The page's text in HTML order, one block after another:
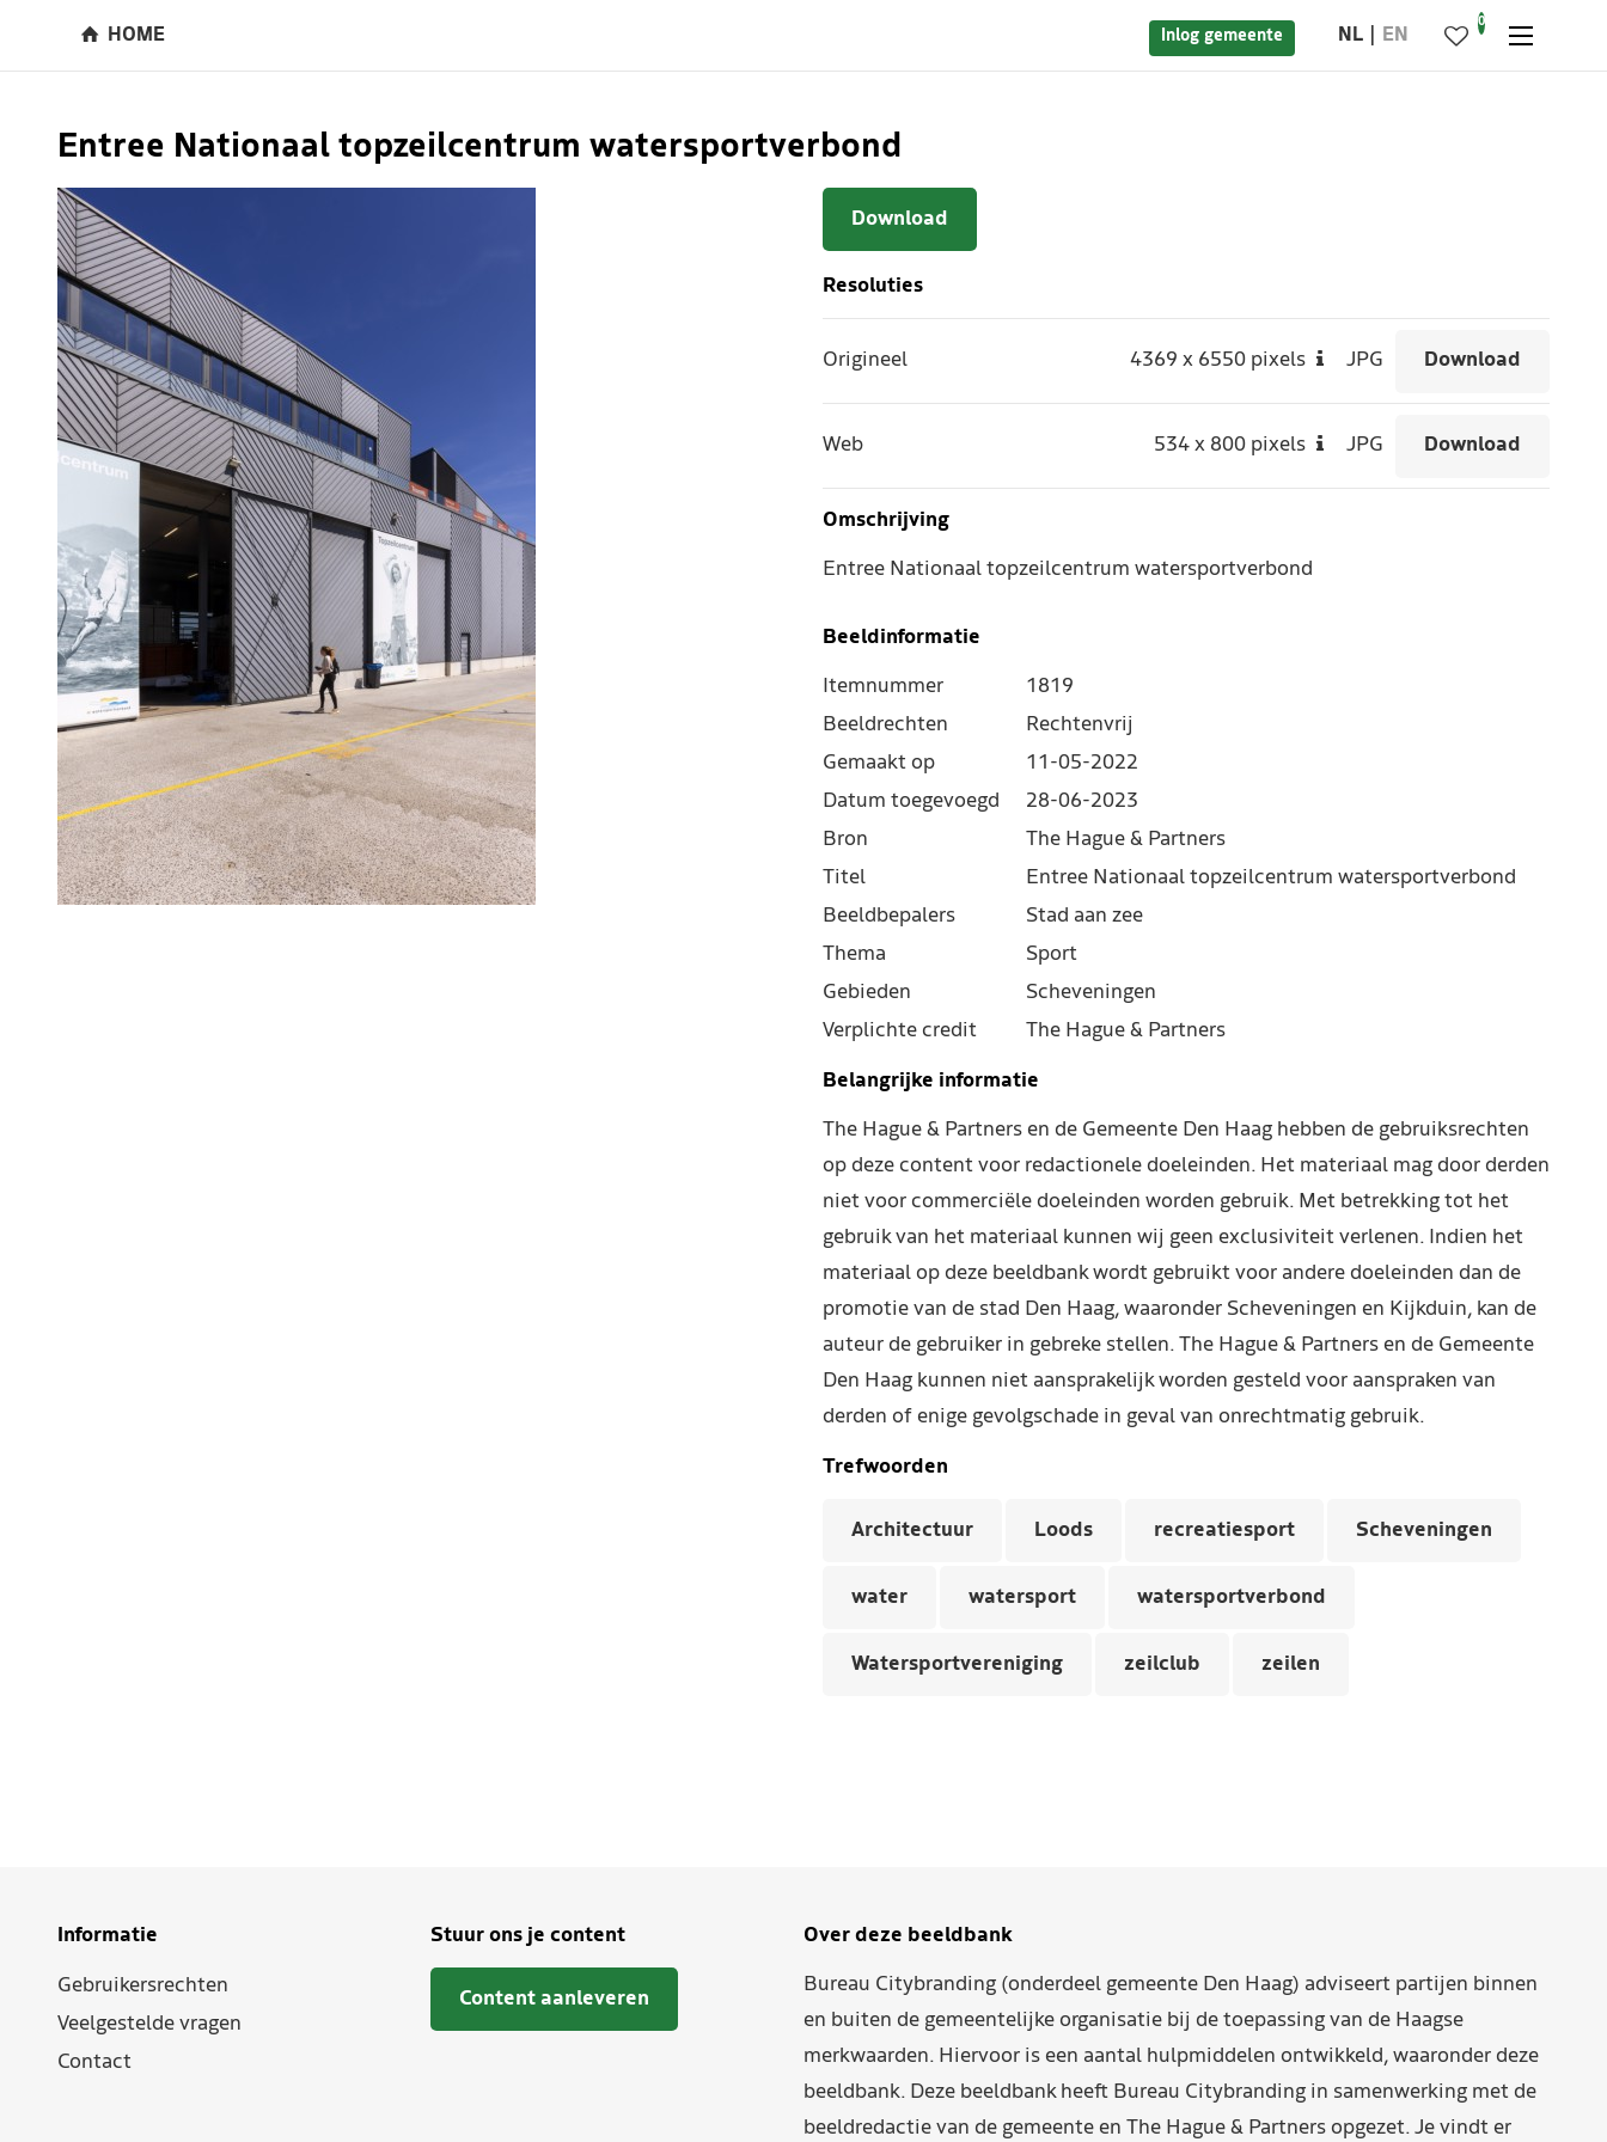
HOME Inlog gemeente NL EN
0
Entree Nationaal topzeilcentrum watersportverbond
Download
Resoluties
Origineel 4369x 6550 pixels JPG Download
Web 534x 800 pixels JPG Download
Omschrijving
Entree Nationaal topzeilcentrum watersportverbond
Beeldinformatie
Itemnummer
1819
Beeldrechten
Rechtenvrij
Gemaakt op
11-05-2022
Datum toegevoegd
28-06-2023
Bron
The Hague & Partners
Titel
Entree Nationaal topzeilcentrum watersportverbond
Beeldbepalers
Stad aan zee
Thema
Sport
Gebieden
Scheveningen
Verplichte credit
The Hague & Partners
Belangrijke informatie
The Hague & Partners en de Gemeente Den Haag hebben de gebruiksrechten
op deze content voor redactionele doeleinden. Het materiaal mag door derden
niet voor commerciële doeleinden worden gebruik. Met betrekking tot het
gebruik van het materiaal kunnen wij geen exclusiviteit verlenen. Indien het
materiaal op deze beeldbank wordt gebruikt voor andere doeleinden dan de
promotie van de stad Den Haag, waaronder Scheveningen en Kijkduin, kan de
auteur de gebruiker in gebreke stellen. The Hague & Partners en de Gemeente
Den Haag kunnen niet aansprakelijk worden gesteld voor aanspraken van
derden of enige gevolgschade in geval van onrechtmatig gebruik.
Trefwoorden
Architectuur Loods recreatiesport Scheveningen
water watersport watersportverbond
Watersportvereniging zeilclub zeilen
Informatie
Gebruikersrechten
Veelgestelde vragen
Contact
Stuur ons je content
Content aanleveren
Over deze beeldbank
Bureau Citybranding (onderdeel gemeente Den Haag) adviseert partijen binnen
en buiten de gemeentelijke organisatie bij de toepassing van de Haagse
merkwaarden. Hiervoor is een aantal hulpmiddelen ontwikkeld, waaronder deze
beeldbank. Deze beeldbank heeft Bureau Citybranding in samenwerking met de
beeldredactie van de gemeente en The Hague & Partners opgezet. Je vindt er